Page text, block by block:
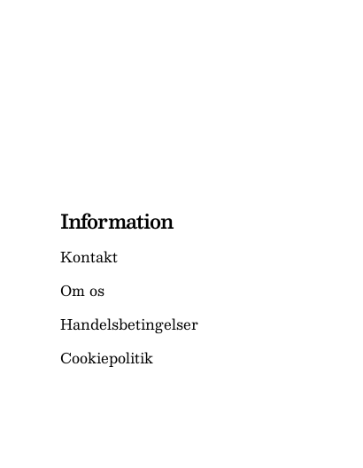
Information
Kontakt
Om os
Handelsbetingelser
Cookiepolitik